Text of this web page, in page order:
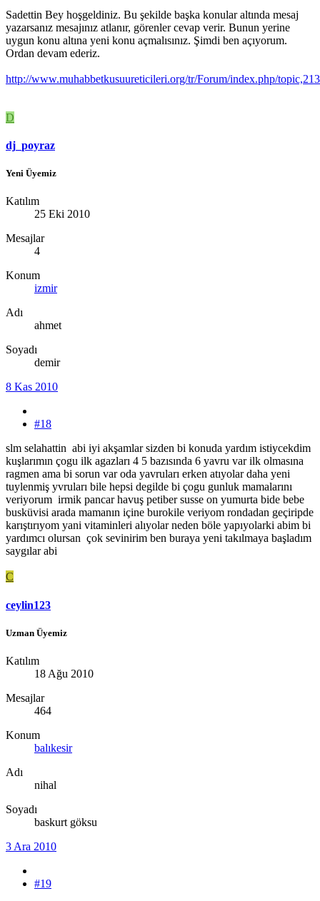
Sadettin Bey hoşgeldiniz. Bu şekilde başka konular altında mesaj
yazarsanız mesajınız atlanır, görenler cevap verir. Bunun yerine
uygun konu altına yeni konu açmalısınız. Şimdi ben açıyorum.
Ordan devam ederiz.
http://www.muhabbetkusuureticileri.org/tr/Forum/index.php/
D
dj_poyraz
Yeni Üyemiz
Katılım
25 Eki 2010
Mesajlar
4
Konum
izmir
Adı
ahmet
Soyadı
demir
8 Kas 2010
#18
slm selahattin abi iyi akşamlar sizden bi konuda yardım istiycekdim
kuşlarımın çogu ilk agazları 4 5 bazısında 6 yavru var ilk olmasına
ragmen ama bi sorun var oda yavruları erken atıyolar daha yeni
tuylenmiş yvruları bile hepsi degilde bi çogu gunluk mamalarını
veriyorum irmik pancar havuş petiber susse on yumurta bide bebe
busküvisi arada mamanın içine burokile veriyom rondadan geçiripde
karıştırıyom yani vitaminleri alıyolar neden böle yapıyolarki abim bi
yardımcı olursan çok sevinirim ben buraya yeni takılmaya başladım
saygılar abi
C
ceylin123
Uzman Üyemiz
Katılım
18 Ağu 2010
Mesajlar
464
Konum
balıkesir
Adı
nihal
Soyadı
baskurt göksu
3 Ara 2010
#19